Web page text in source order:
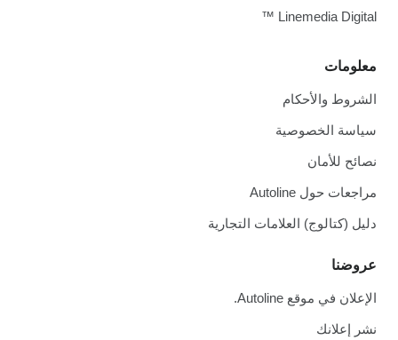
معلومات
الشروط والأحكام
سياسة الخصوصية
نصائح للأمان
مراجعات حول Autoline
دليل (كتالوج) العلامات التجارية
عروضنا
الإعلان في موقع Autoline.
نشر إعلانك
Linemedia Digital ™